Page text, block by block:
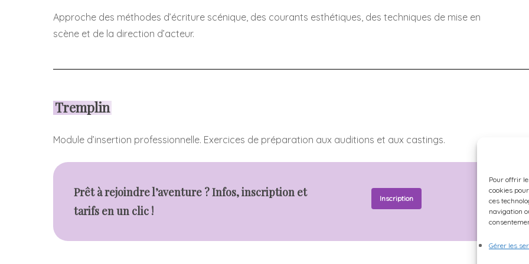
Pour offrir
cookies
ces
navigation
Gérer les
Approche des méthodes d’écriture scénique, des courants esthétiques, des techniques de mise en
scène et de la direction d’acteur.
Tremplin
Module d’insertion professionnelle. Exercices de préparation aux auditions et aux castings.
Prêt à rejoindre l’aventure ? Infos, inscription et
tarifs en un clic !
Inscription Détail de